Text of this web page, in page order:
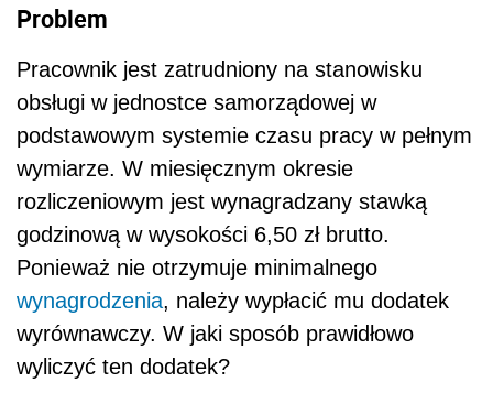
Problem
Pracownik jest zatrudniony na stanowisku
obsługi w jednostce samorządowej w
podstawowym systemie czasu pracy w pełnym
wymiarze. W miesięcznym okresie
rozliczeniowym jest wynagradzany stawką
godzinową w wysokości 6,50 zł brutto.
Ponieważ nie otrzymuje minimalnego
wynagrodzenia, należy wypłacić mu dodatek
wyrównawczy. W jaki sposób prawidłowo
wyliczyć ten dodatek?